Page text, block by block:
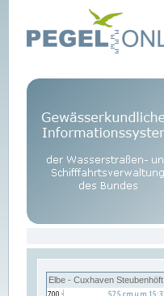
Elbe - Cuxhaven Steubenhöft